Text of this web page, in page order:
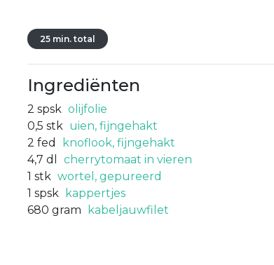
25 min. total
Ingrediënten
2 spsk olijfolie
0,5 stk uien, fijngehakt
2 fed
knoflook, fijngehakt
4,7 dl
cherrytomaat in vieren
1 stk wortel, gepureerd
1 spsk
kappertjes
680 gram kabeljauwfilet